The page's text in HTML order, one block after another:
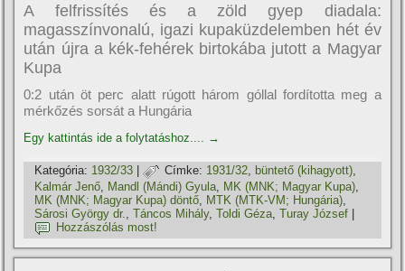
A felfrissítés és a zöld gyep diadala:
magasszínvonalú, igazi kupaküzdelemben hét év
után újra a kék-fehérek birtokába jutott a Magyar
Kupa
0:2 után öt perc alatt rúgott három góllal fordította meg a
mérkőzés sorsát a Hungária
Egy kattintás ide a folytatáshoz.... →
Kategória: 1932/33 | Címke: 1931/32, büntető (kihagyott),
Kalmár Jenő
Mandl (Mándi) Gyula MK (MNK; Magyar Kupa)
MK (MNK; Magyar Kupa) döntő
MTK (MTK-VM; Hungária)
Sárosi György dr.
,Táncos Mihály,Toldi Géza ,Turay József
Hozzászólás most!